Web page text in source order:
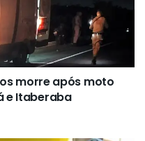
morre após moto
e Itaberaba